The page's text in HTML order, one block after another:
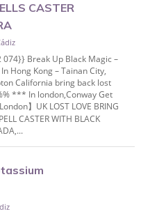
CASTER
074}} Break Up Black Magic –
Hong Kong – Tainan City,
California bring back lost
*** In london,Conway Get
】UK LOST LOVE BRING
CASTER WITH BLACK